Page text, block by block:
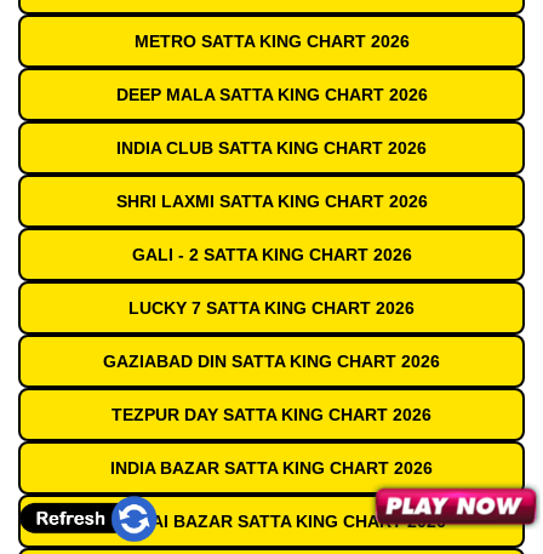
METRO SATTA KING CHART 2026
DEEP MALA SATTA KING CHART 2026
INDIA CLUB SATTA KING CHART 2026
SHRI LAXMI SATTA KING CHART 2026
GALI - 2 SATTA KING CHART 2026
LUCKY 7 SATTA KING CHART 2026
GAZIABAD DIN SATTA KING CHART 2026
TEZPUR DAY SATTA KING CHART 2026
INDIA BAZAR SATTA KING CHART 2026
MUMBAI BAZAR SATTA KING CHART 2026